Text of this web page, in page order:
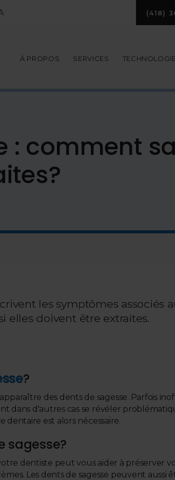
(418)
À PROPOS SERVICES TECHNOLOGIE
: comment
les symptômes associés
elles doivent être extraites.
?
des dents de sagesse. Parfois
dans d'autres cas se révéler
est alors nécessaire.
sagesse?
dentiste peut vous aider à préserver
Les dents de sagesse peuvent aussi